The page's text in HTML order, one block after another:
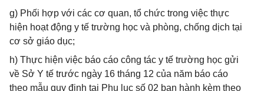
g) Phối hợp với các cơ quan, tổ chức trong việc thực
hiện hoạt động y tế trường học và phòng, chống dịch tại
cơ sở giáo dục;
h) Thực hiện việc báo cáo công tác y tế trường học gửi
về Sở Y tế trước ngày 16 tháng 12 của năm báo cáo
theo mẫu quy định tại Phụ lục số 02 ban hành kèm theo